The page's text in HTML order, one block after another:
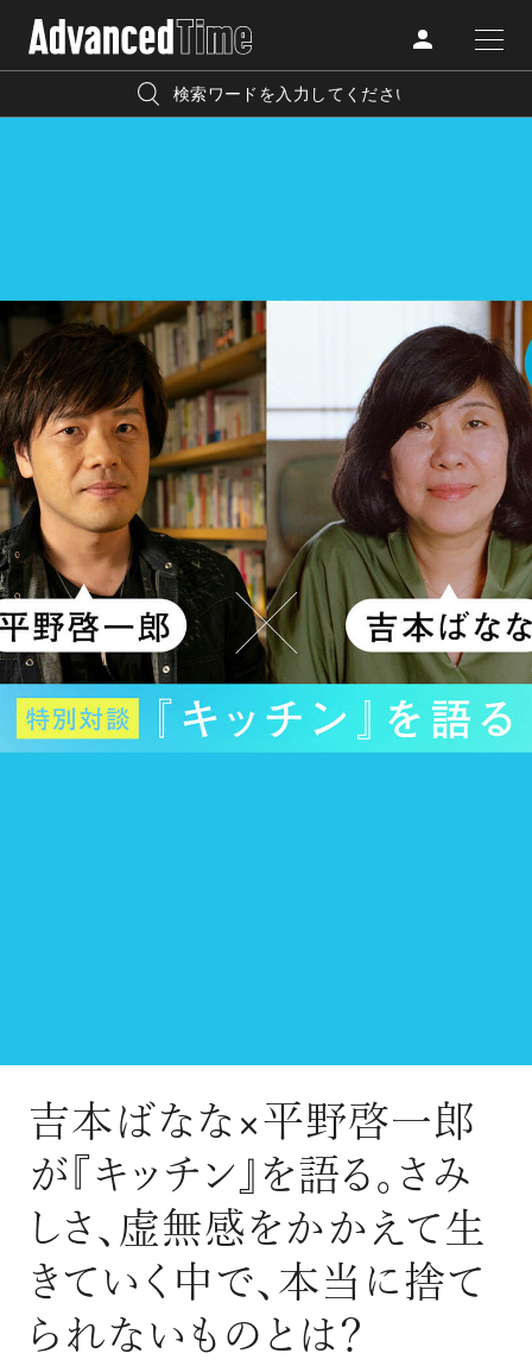
TRAVEL
LIFESTYLE
FOLLOW US
高感度なファッション、カルチャーに溺愛、未知の幅広い
教養を求め、今までの人生で積んだ経験、知見を余裕をも
って楽しみながら、進化するソーシャルに寄り添いたい。
何かに縛られていた時間から解き放たれつつある世代の
ライフスタイルを豊かに彩る『AdvancedTime』が発信する
情報をさらに充実し、より速やかに、活用できる
「AdvancedClub」会員組織を設けました。
「AdvancedClub」会員に登録すると、プレゼント応募情報
の一覧、プレミアムな会員限定イベント、ブランドのエクス
クルーシブアイテムの紹介など、特別なコンテンツ情報を
メールマガジンでお届け致します。更に『AdvancedTime』
のタブロイドマガジンのご案内もあり、送付手数料のみを
美白 アイメイク
吉本ばなな×平野啓一郎
が『キッチン』を語る。さみ
しさ、虚無感をかかえて生
きていく中で、本当に捨て
られないものとは？